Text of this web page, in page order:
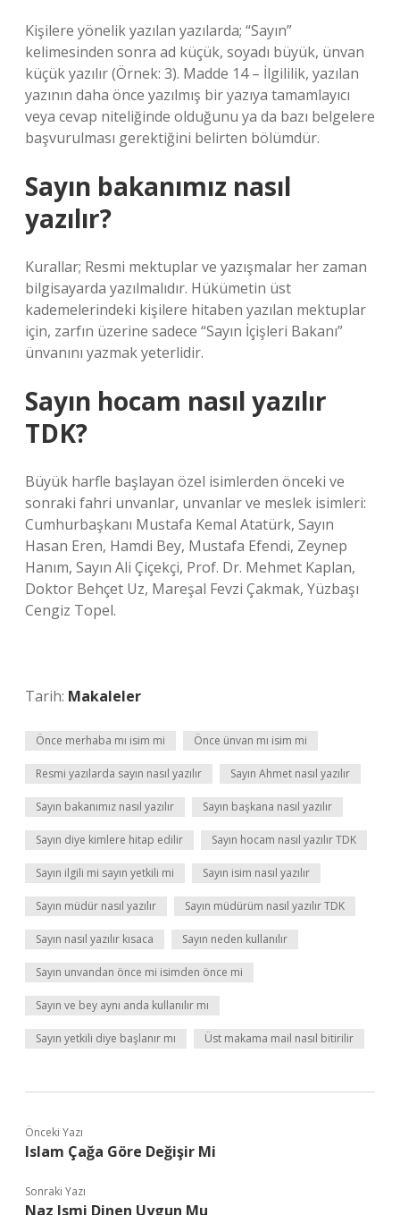
Kişilere yönelik yazılan yazılarda; “Sayın”
kelimesinden sonra ad küçük, soyadı büyük, ünvan
küçük yazılır (Örnek: 3). Madde 14 – İlgililik, yazılan
yazının daha önce yazılmış bir yazıya tamamlayıcı
veya cevap niteliğinde olduğunu ya da bazı belgelere
başvurulması gerektiğini belirten bölümdür.
Sayın bakanımız nasıl
yazılır?
Kurallar; Resmi mektuplar ve yazışmalar her zaman
bilgisayarda yazılmalıdır. Hükümetin üst
kademelerindeki kişilere hitaben yazılan mektuplar
için, zarfın üzerine sadece “Sayın İçişleri Bakanı”
ünvanını yazmak yeterlidir.
Sayın hocam nasıl yazılır
TDK?
Büyük harfle başlayan özel isimlerden önceki ve
sonraki fahri unvanlar, unvanlar ve meslek isimleri:
Cumhurbaşkanı Mustafa Kemal Atatürk, Sayın
Hasan Eren, Hamdi Bey, Mustafa Efendi, Zeynep
Hanım, Sayın Ali Çiçekçi, Prof. Dr. Mehmet Kaplan,
Doktor Behçet Uz, Mareşal Fevzi Çakmak, Yüzbaşı
Cengiz Topel.
Tarih: Makaleler
Önce merhaba mı isim mi Önce ünvan mı isim mi
Resmi yazılarda sayın nasıl yazılır Sayın Ahmet nasıl yazılır
Sayın bakanımız nasıl yazılır Sayın başkana nasıl yazılır
Sayın diye kimlere hitap edilir Sayın hocam nasıl yazılır TDK
Sayın ilgili mi sayın yetkili mi Sayın isim nasıl yazılır
Sayın müdür nasıl yazılır Sayın müdürüm nasıl yazılır TDK
Sayın nasıl yazılır kısaca Sayın neden kullanılır
Sayın unvandan önce mi isimden önce mi
Sayın ve bey aynı anda kullanılır mı
Sayın yetkili diye başlanır mı Üst makama mail nasıl bitirilir
Önceki Yazı
Islam Çağa Göre Değişir Mi
Sonraki Yazı
Naz Ismi Dinen Uygun Mu